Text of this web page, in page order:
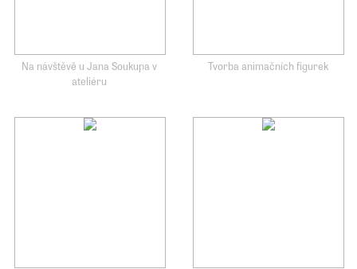
Na návštěvě u Jana Soukupa v
ateliéru
Tvorba animačních figurek